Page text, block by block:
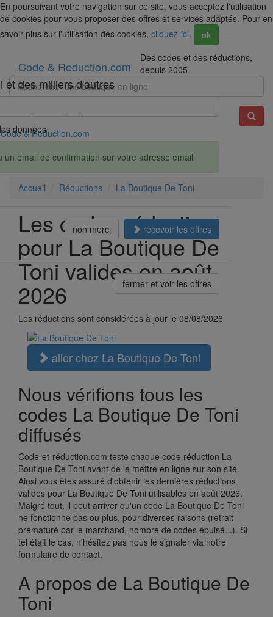
En poursuivant votre navigation sur ce site, vous acceptez l'utilisation
de cookies pour vous proposer des offres et services adaptés. Pour en
savoir plus sur l'utilisation des cookies, cliquez-ici. ok
Code & Reduction.com
Des codes et des réductions,
depuis 2005
Code & Reduction.com
Accueil Réductions La Boutique De Toni
Les codes réduction
pour La Boutique De
Toni valides en août
2026
Les réductions sont considérées à jour le 08/08/2026
aller chez La Boutique De Toni
Nous vérifions tous les
codes La Boutique De Toni
diffusés
Code-et-réduction.com teste chaque code réduction La
Boutique De Toni avant de le mettre en ligne sur son site.
Ainsi vous êtes assuré d'obtenir les dernières réductions
valides pour La Boutique De Toni utilisables en août 2026.
Malgré tout, il peut arriver qu'un code La Boutique De Toni
ne fonctionne pas ou plus, pour diverses raisons (retrait
prématuré par le marchand, nombre de codes épuisé...). Si
tel était le cas, n'hésitez pas nous le signaler via notre
formulaire de contact.
A propos de La Boutique De
Toni
×
et des milliers d'autres
données
email de confirmation sur votre adresse email
non merci recevoir les offres
fermer et voir les offres